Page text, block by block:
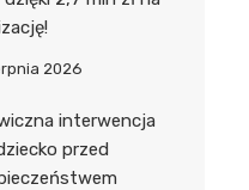
2026
interwencja
przed